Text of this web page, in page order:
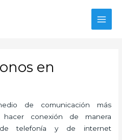
en
de comunicación más
conexión de manera
telefonía y de internet